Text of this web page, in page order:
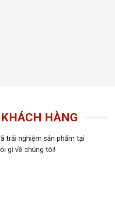
HÀNG
trải nghiệm sản phẩm tại
gì về chúng tôi!